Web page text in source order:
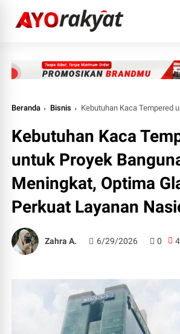
Beranda Bisnis Kebutuhan Kaca Tempered untuk Proyek Bangunan
Kebutuhan Kaca
untuk Proyek
Meningkat, Optima
Perkuat Layanan
Zahra A. 6/29/2026 0